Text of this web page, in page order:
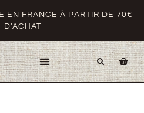
EN FRANCE À PARTIR DE 70€
D'ACHAT